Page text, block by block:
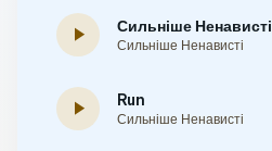
play_arrow Сильніше Ненависті
Сильніше Ненависті
play_arrow Run
Сильніше Ненависті